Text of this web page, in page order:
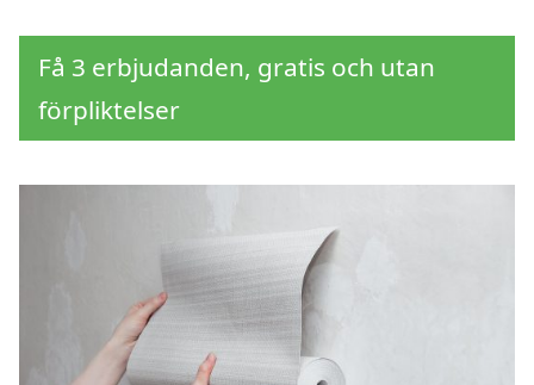
Få 3 erbjudanden, gratis och utan
förpliktelser